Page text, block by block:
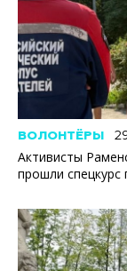
ВОЛОНТЁРЫ
Активисты
прошли спецкурс